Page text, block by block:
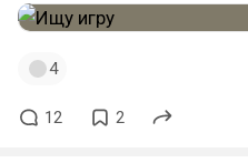
4
12 2